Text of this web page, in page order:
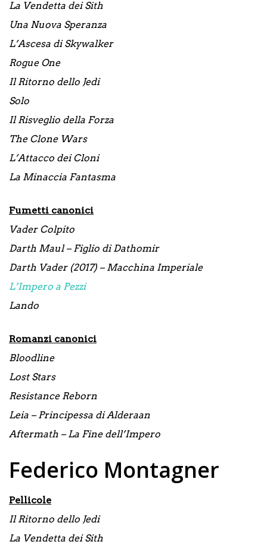
La Vendetta dei Sith
Una Nuova Speranza
L’Ascesa di Skywalker
Rogue One
Il Ritorno dello Jedi
Solo
Il Risveglio della Forza
The Clone Wars
L’Attacco dei Cloni
La Minaccia Fantasma
Fumetti canonici
Vader Colpito
Darth Maul – Figlio di Dathomir
Darth Vader (2017) – Macchina Imperiale
L’Impero a Pezzi
Lando
Romanzi canonici
Bloodline
Lost Stars
Resistance Reborn
Leia – Principessa di Alderaan
Aftermath – La Fine dell’Impero
Federico Montagner
Pellicole
Il Ritorno dello Jedi
La Vendetta dei Sith